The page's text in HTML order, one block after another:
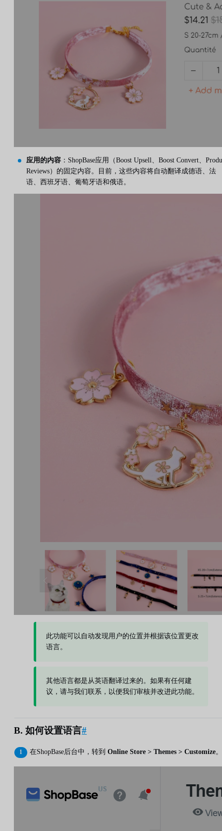
应用的内容 ：ShopBase应用（Boost Upsell、Boost Convert、
Reviews）的固定内容。目前，这些内容将自动翻译成德语、法
语、西班牙语、葡萄牙语和俄语。
此功能可以自动发现用户的位置并根据该位置更改
语言。
其他语言都是从英语翻译过来的。如果有任何建
议，请与我们联系，以便我们审核并改进此功能。
B. 如何设置语言#
在ShopBase后台中，转到 Online Store > Themes > Customize。